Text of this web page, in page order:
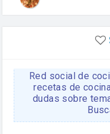
enLasaña
HOJALDROSA TV
enGachas de
Rosa
https://
Rosa enReceta Del
Red social de
recetas de
dudas sobre